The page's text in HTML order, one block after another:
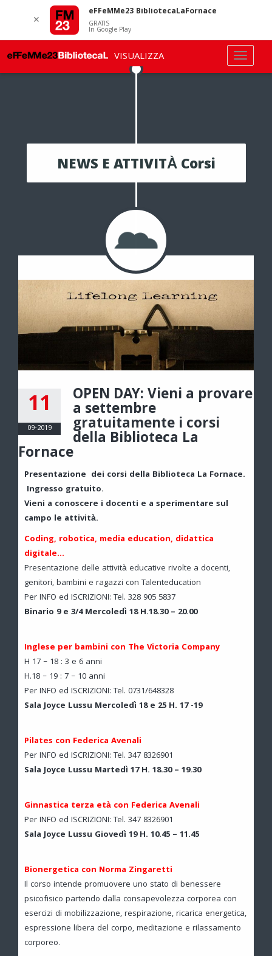
NEWS E ATTIVITÀ Corsi
11
09-2019
OPEN DAY: Vieni a provare
a settembre
gratuitamente i corsi
della Biblioteca La
Fornace
Presentazione dei corsi della Biblioteca La Fornace.
Ingresso gratuito.
Vieni a conoscere i docenti e a sperimentare sul
campo le attività.
Coding, robotica, media education, didattica
digitale…
Presentazione delle attività educative rivolte a docenti,
genitori, bambini e ragazzi con Talenteducation
Per INFO ed ISCRIZIONI: Tel. 328 905 5837
Binario 9 e 3/4 Mercoledì 18 H.18.30 – 20.00
Inglese per bambini con The Victoria Company
H 17 – 18 : 3 e 6 anni
H.18 – 19 : 7 – 10 anni
Per INFO ed ISCRIZIONI: Tel. 0731/648328
Sala Joyce Lussu Mercoledì 18 e 25 H. 17 -19
Pilates con Federica Avenali
Per INFO ed ISCRIZIONI: Tel. 347 8326901
Sala Joyce Lussu Martedì 17 H. 18.30 – 19.30
Ginnastica terza età con Federica Avenali
Per INFO ed ISCRIZIONI: Tel. 347 8326901
Sala Joyce Lussu Giovedì 19 H. 10.45 – 11.45
Bionergetica con Norma Zingaretti
Il corso intende promuovere uno stato di benessere
psicofisico partendo dalla consapevolezza corporea con
esercizi di mobilizzazione, respirazione, ricarica energetica,
espressione libera del corpo, meditazione e rilassamento
corporeo.
✕
eFFeMMe23 BibliotecaLaFornace
GRATIS
In Google Play
VISUALIZZA